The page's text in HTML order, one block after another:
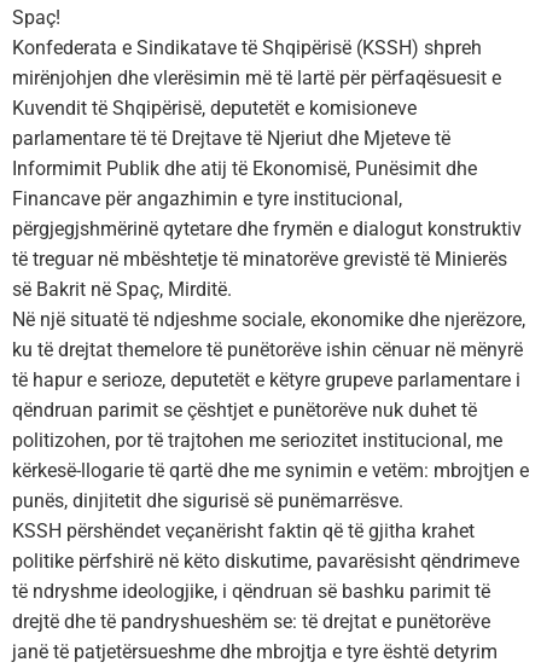
Spaç!
Konfederata e Sindikatave të Shqipërisë (KSSH) shpreh
mirënjohjen dhe vlerësimin më të lartë për përfaqësuesit e
Kuvendit të Shqipërisë, deputetët e komisioneve
parlamentare të të Drejtave të Njeriut dhe Mjeteve të
Informimit Publik dhe atij të Ekonomisë, Punësimit dhe
Financave për angazhimin e tyre institucional,
përgjegjshmërinë qytetare dhe frymën e dialogut konstruktiv
të treguar në mbështetje të minatorëve grevistë të Minierës
së Bakrit në Spaç, Mirditë.
Në një situatë të ndjeshme sociale, ekonomike dhe njerëzore,
ku të drejtat themelore të punëtorëve ishin cënuar në mënyrë
të hapur e serioze, deputetët e këtyre grupeve parlamentare i
qëndruan parimit se çështjet e punëtorëve nuk duhet të
politizohen, por të trajtohen me seriozitet institucional, me
kërkesë-llogarie të qartë dhe me synimin e vetëm: mbrojtjen e
punës, dinjitetit dhe sigurisë së punëmarrësve.
KSSH përshëndet veçanërisht faktin që të gjitha krahet
politike përfshirë në këto diskutime, pavarësisht qëndrimeve
të ndryshme ideologjike, i qëndruan së bashku parimit të
drejtë dhe të pandryshueshëm se: të drejtat e punëtorëve
janë të patjetërsueshme dhe mbrojtja e tyre është detyrim